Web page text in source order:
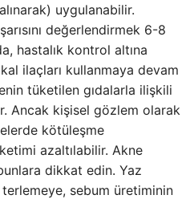
uygulanabilir.
değerlendirmek 6-8
hastalık kontrol altına
ilaçları kullanmaya devam
tüketilen gıdalarla ilişkili
Ancak kişisel gözlem olarak
kötüleşme
azaltılabilir. Akne
dikkat edin. Yaz
terlemeye, sebum üretiminin